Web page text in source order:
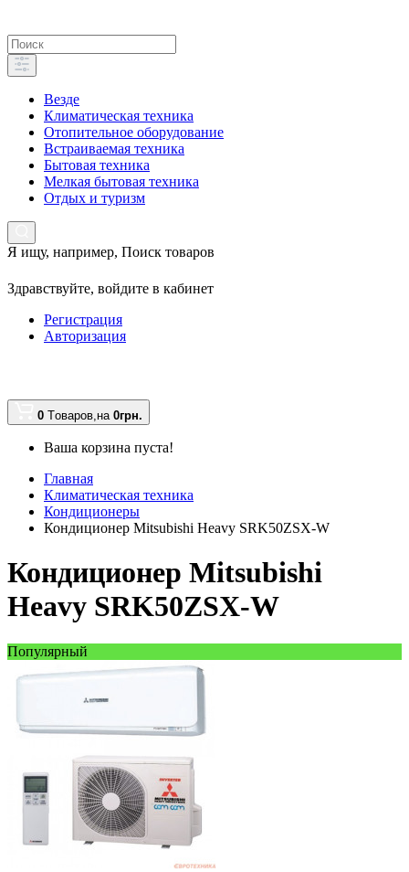
Везде
Климатическая техника
Отопительное оборудование
Встраиваемая техника
Бытовая техника
Мелкая бытовая техника
Отдых и туризм
Я ищу, например, Поиск товаров
Здравствуйте, войдите в кабинет
Регистрация
Авторизация
0 Tоваров,на 0грн.
Ваша корзина пуста!
Главная
Климатическая техника
Кондиционеры
Кондиционер Mitsubishi Heavy SRK50ZSX-W
Кондиционер Mitsubishi
Heavy SRK50ZSX-W
Популярный